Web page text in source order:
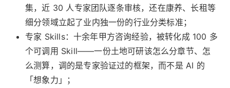
集，近 30 人专家团队逐条审核，还在康养、长租等
细分领域立起了业内独一份的行业分类标准；
专家 Skills：十余年甲方咨询经验，被转化成 100 多
个可调用 Skill——一份土地可研该怎么分章节、怎
么测算，调的是专家验证过的框架，而不是 AI 的
「想象力」；